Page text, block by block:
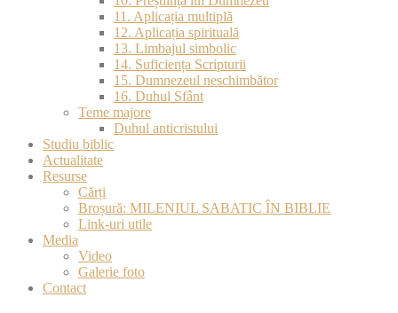
11. Aplicația multiplă
12. Aplicația spirituală
13. Limbajul simbolic
14. Suficiența Scripturii
15. Dumnezeul neschimbător
16. Duhul Sfânt
Teme majore
Duhul anticristului
Studiu biblic
Actualitate
Resurse
Cărți
Broșură: MILENIUL SABATIC ÎN BIBLIE
Link-uri utile
Media
Video
Galerie foto
Contact